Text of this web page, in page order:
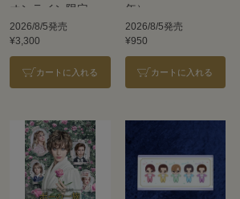
オンライン限定
版】TAKARAZUKA
REVUE 2026
2026/8/5発売
¥3,300
カートに入れる
年）
2026/8/5発売
¥950
カートに入れる